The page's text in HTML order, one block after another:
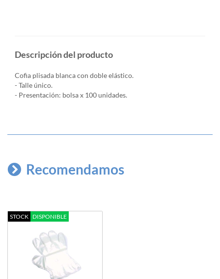
Descripción del producto
Cofia plisada blanca con doble elástico.
- Talle único.
- Presentación: bolsa x 100 unidades.
Recomendamos
STOCK DISPONIBLE